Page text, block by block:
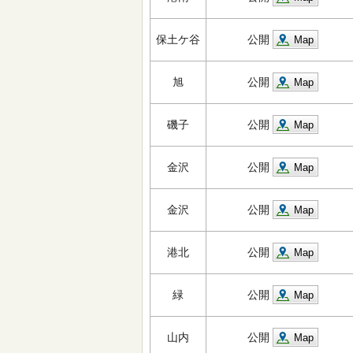
保土ケ谷 公開 Map
旭 公開 Map
磯子 公開 Map
金沢 公開 Map
金沢 公開 Map
港北 公開 Map
緑 公開 Map
山内 公開 Map